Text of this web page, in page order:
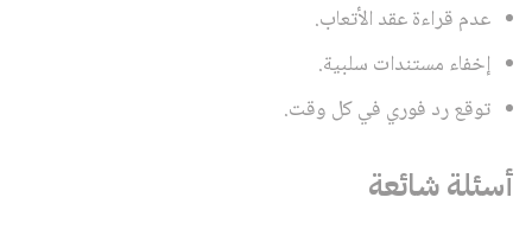
عدم قراءة عقد الأتعاب.
إخفاء مستندات سلبية.
توقع رد فوري في كل وقت.
أسئلة شائعة